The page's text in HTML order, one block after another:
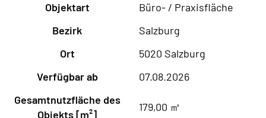
Objektart
Büro- / Praxisfläche
Bezirk
Salzburg
Ort
5020 Salzburg
Verfügbar ab
07.08.2026
Gesamtnutzfläche des
Objekts [m²]
179,00 ㎡